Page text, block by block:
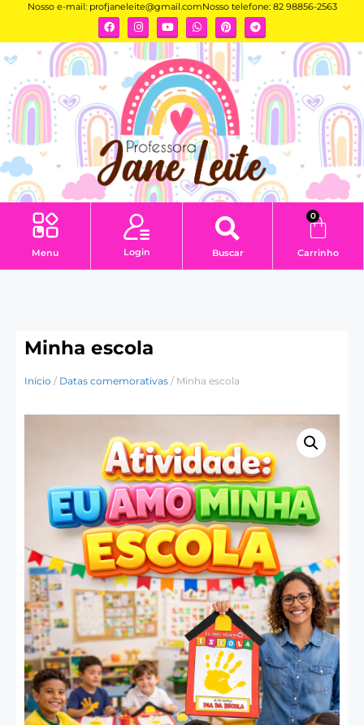
Nosso e-mail: profjaneleite@gmail.comNosso telefone: 82 98856-2563
Menu Login Buscar
0
Carrinho
Minha escola
Início / Datas comemorativas / Minha escola